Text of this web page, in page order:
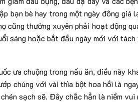
bạn bè hay trong một ngày đông giá
cũng thường xuyên phải hoạt động
sáng hoặc bắt đầu ngày mới với
ưa chuộng trong nấu ăn, điều này
chúng với vài thìa bột hoa hồi là
sạch sẽ. Đây chắc hẳn là niềm